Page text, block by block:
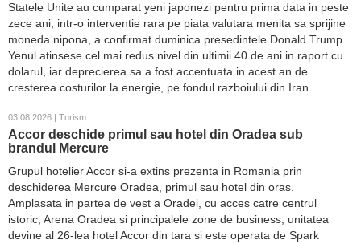
Statele Unite au cumparat yeni japonezi pentru prima data in peste
zece ani, intr-o interventie rara pe piata valutara menita sa sprijine
moneda nipona, a confirmat duminica presedintele Donald Trump.
Yenul atinsese cel mai redus nivel din ultimii 40 de ani in raport cu
dolarul, iar deprecierea sa a fost accentuata in acest an de
cresterea costurilor la energie, pe fondul razboiului din Iran.
03.08.2026 | Turism
Accor deschide primul sau hotel din Oradea sub
brandul Mercure
Grupul hotelier Accor si-a extins prezenta in Romania prin
deschiderea Mercure Oradea, primul sau hotel din oras.
Amplasata in partea de vest a Oradei, cu acces catre centrul
istoric, Arena Oradea si principalele zone de business, unitatea
devine al 26-lea hotel Accor din tara si este operata de Spark